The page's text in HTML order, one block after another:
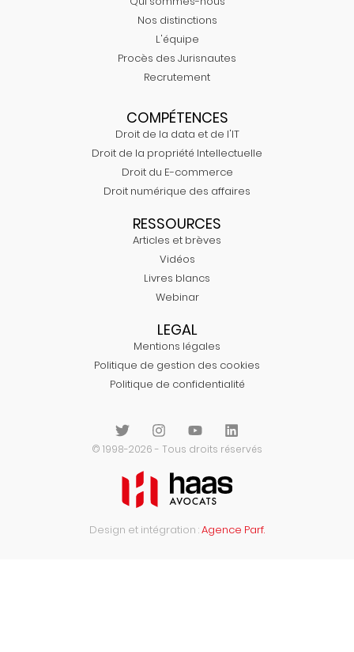
Nos distinctions
L'équipe
Procès des Jurisnautes
Recrutement
COMPÉTENCES
Droit de la data et de l'IT
Droit de la propriété Intellectuelle
Droit du E-commerce
Droit numérique des affaires
RESSOURCES
Articles et brèves
Vidéos
Livres blancs
Webinar
LEGAL
Mentions légales
Politique de gestion des cookies
Politique de confidentialité
© 1998-2026 - Tous droits réservés
Design et intégration :Agence Parf.